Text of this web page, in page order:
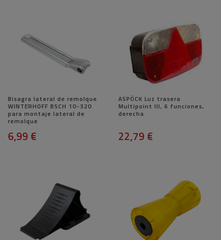
Bisagra lateral de remolque
WINTERHOFF BSCH 10-320
para montaje lateral de
remolque
6,99 €
ASPÖCK Luz trasera
Multipoint III, 6 funciones,
derecha
22,79 €